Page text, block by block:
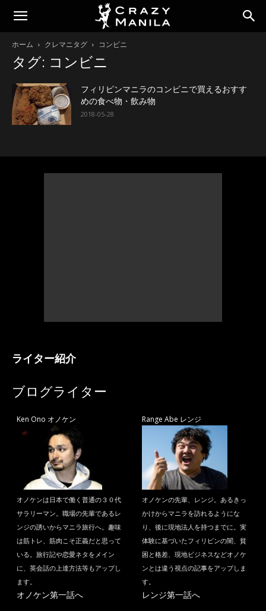
ホーム クレマニタグ コンビニ
タグ: コンビニ
フィリピンマニラのコンビニで買えるおすす
めの食べ物・飲み物
2018-05-28
ライター紹介
ブログライター
Ken Ono オノケン
オノケンは日本で働く普通の３０代
サラリーマン。職場の先輩であるレ
ンジの誘いからマニラ旅行へ。趣味
は筋トレ、筋肉こそ正義だと思って
いる。旅行記や恋愛ネタをメイン
に、英会話の上達方法等もアップし
ます。
オノケン第一話へ
Range Abe レンジ
オノケンの先輩、レンジ。あるきっ
かけからマニラを訪れるようにな
り、後に現地法人を持つまでに。実
体験に基づいたフィリピンの闇、貧
困と格差、現地ビジネスなどオノケ
ンとは違う視点の記事をアップしま
す。
レンジ第一話へ